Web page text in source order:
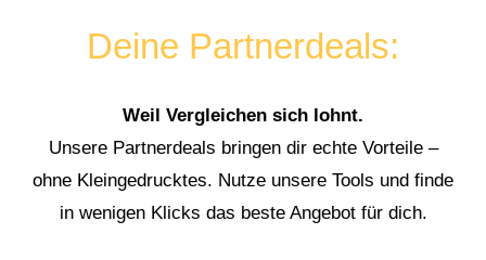
Deine Partnerdeals:
Weil Vergleichen sich lohnt.
Unsere Partnerdeals bringen dir echte Vorteile –
ohne Kleingedrucktes. Nutze unsere Tools und finde
in wenigen Klicks das beste Angebot für dich.